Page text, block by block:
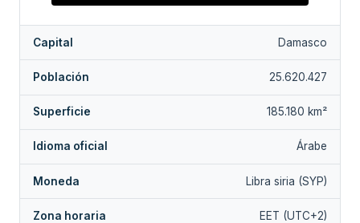
Capital Damasco
Población 25.620.427
Superficie 185.180 km²
Idioma oficial Árabe
Moneda Libra siria (SYP)
Zona horaria EET (UTC+2)